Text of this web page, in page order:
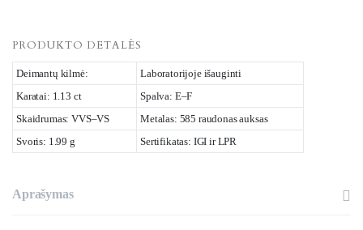
PRODUKTO DETALĖS
Deimantų kilmė:
Laboratorijoje išauginti
Karatai: 1.13 ct
Spalva: E–F
Skaidrumas: VVS–VS
Metalas: 585 raudonas auksas
Svoris: 1.99 g
Sertifikatas: IGI ir LPR
Aprašymas